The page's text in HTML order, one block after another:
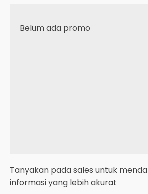
Belum ada promo
Tanyakan pada sales untuk
informasi yang lebih akurat